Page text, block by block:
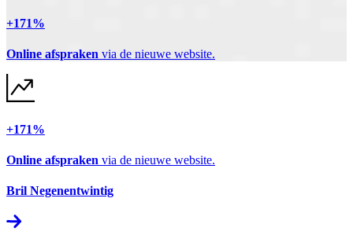
+171%
Online afspraken via de nieuwe website.
+171%
Online afspraken via de nieuwe website.
Bril Negenentwintig